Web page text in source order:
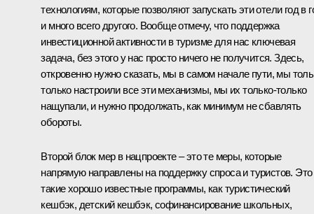
технологиям, которые позволяют запускать эти отели год в
и много всего другого. Вообще отмечу, что поддержка
инвестиционной активности в туризме для нас ключевая
задача, без этого у нас просто ничего не получится. Здесь,
откровенно нужно сказать, мы в самом начале пути, мы
только настроили все эти механизмы, мы их только-только
нащупали, и нужно продолжать, как минимум не сбавлять
обороты.
Второй блок мер в нацпроекте – это те меры, которые
напрямую направлены на поддержку спроса и туристов. Это
такие хорошо известные программы, как туристический
кешбэк, детский кешбэк, софинансирование школьных,